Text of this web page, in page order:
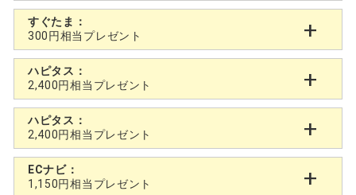
すぐたま：
300円相当プレゼント
ハピタス：
2,400円相当プレゼント
ハピタス：
2,400円相当プレゼント
ECナビ：
1,150円相当プレゼント